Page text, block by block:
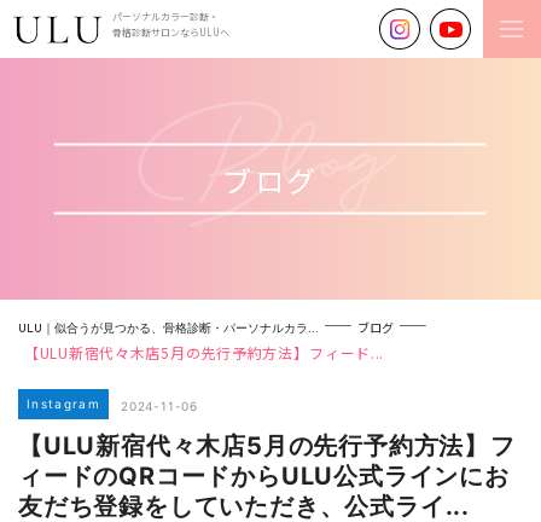
パーソナルカラー診断・
骨格診断サロンならULUへ
ブログ
ULU｜似合うが見つかる、骨格診断・パーソナルカラ... ブログ
【ULU新宿代々木店5月の先行予約方法】⁡フィード...
Instagram 2024-11-06
【ULU新宿代々木店5月の先行予約方法】⁡フ
ィードのQRコードからULU公式ラインにお
友だち登録をしていただき、公式ライ...